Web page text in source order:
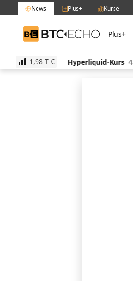
News Plus+ Kurse
BTC-ECHO Plus+
1,98 T €
€ -1.60% Hyperliquid-Kurs 48,55